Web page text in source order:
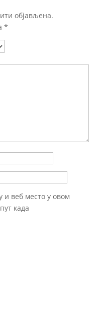
објављена.
*
и веб место у овом
када